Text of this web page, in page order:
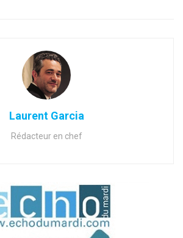
Laurent Garcia
Rédacteur en chef